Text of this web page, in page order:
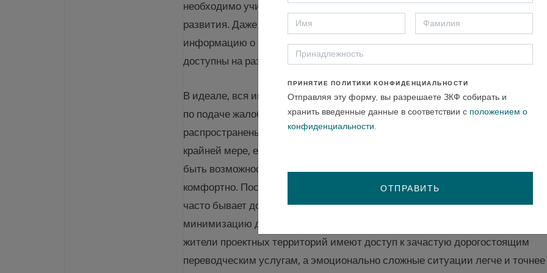
необходимо учитывать при оказании поддержки бенефициарам проектов
развития. Даже если партнеры проекта на местах работают и предоставляют
информацию о проекте на местных языках, очень важно, чтобы ГРМ были
доступны на разных языках по различным каналам.
В идеале, вся информация о возмещении ущерба и подотчетности,
по подаче жалобы и процедуры механизмов должны быть заранее
распространены среди потенциально затронутых людей на разных языках.
крайней мере, если люди или сообщества хотят подать жалобу, у них
быть возможность сделать это на том языке, на котором они чувствуют себя
комфортно. Поскольку выразить свою озабоченность людям или
часто бывает довольно сложно, механизмы подотчетности должны
минимизацию дополнительных препятствий, таких как языковые барьеры.
жители проектных территорий имеют доступ к зачастую дорогостоящим
переводческим услугам, а эмоционально сложные ситуации легче и точнее
ПРИНЯТИЕ ПОЛИТИКИ КОНФИДЕНЦИАЛЬНОСТИ
Отправляя эту форму, вы разрешаете ЗКФ собирать и
хранить введенные данные в соответствии с положением о
конфиденциальности.
ОТПРАВИТЬ